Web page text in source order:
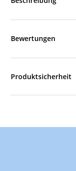
Bewertungen
Produktsicherheit